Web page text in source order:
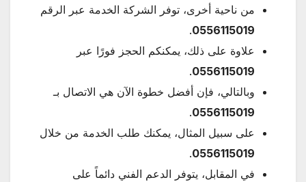
من ناحية أخرى، توفر الشركة الخدمة عبر الرقم
0556115019
.
علاوة على ذلك، يمكنكم الحجز فورًا عبر
0556115019
.
وبالتالي، فإن أفضل خطوة الآن هي الاتصال بـ
0556115019
.
على سبيل المثال، يمكنك طلب الخدمة من خلال
0556115019
.
في المقابل، يتوفر الدعم الفني دائماً على